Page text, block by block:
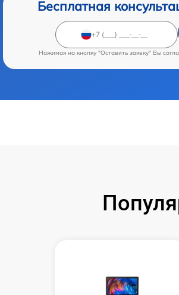
Бесплатная
Нажимая на кнопку "Оставить заявку" Вы